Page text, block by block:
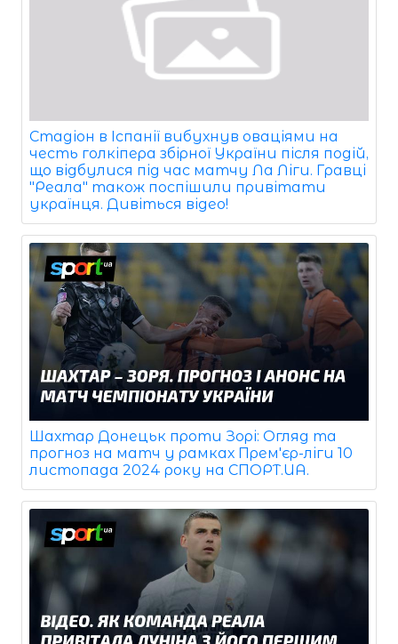
Стадіон в Іспанії вибухнув оваціями на
честь голкіпера збірної України після подій,
що відбулися під час матчу Ла Ліги. Гравці
"Реала" також поспішили привітати
українця. Дивіться відео!
Шахтар Донецьк проти Зорі: Огляд та
прогноз на матч у рамках Прем'єр-ліги 10
листопада 2024 року на СПОРТ.UA.